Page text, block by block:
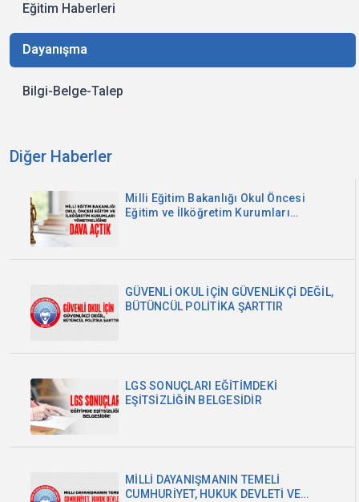
Eğitim Haberleri
Dayanışma
Bilgi-Belge-Talep
Diğer Haberler
Milli Eğitim Bakanlığı Okul Öncesi
Eğitim ve İlköğretim Kurumları
GÜVENLİ OKUL İÇİN GÜVENLİKÇİ DEĞİL,
BÜTÜNCÜL POLİTİKA ŞARTTIR
LGS SONUÇLARI EĞİTİMDEKİ
EŞİTSİZLİĞİN BELGESİDİR
MİLLİ DAYANIŞMANIN TEMELİ
CUMHURİYET, HUKUK DEVLETİ VE